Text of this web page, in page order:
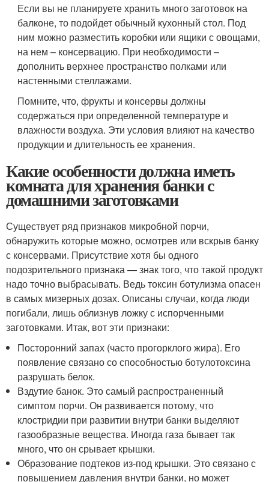
Если вы не планируете хранить много заготовок на
балконе, то подойдет обычный кухонный стол. Под
ним можно разместить коробки или ящики с овощами,
на нем – консервацию. При необходимости –
дополнить верхнее пространство полками или
настенными стеллажами.
Помните, что, фрукты и консервы должны
содержаться при определенной температуре и
влажности воздуха. Эти условия влияют на качество
продукции и длительность ее хранения.
Какие особенности должна иметь
комната для хранения банки с
домашними заготовками
Существует ряд признаков микробной порчи,
обнаружить которые можно, осмотрев или вскрыв банку
с консервами. Присутствие хотя бы одного
подозрительного признака — знак того, что такой продукт
надо точно выбрасывать. Ведь токсин ботулизма опасен
в самых мизерных дозах. Описаны случаи, когда люди
погибали, лишь облизнув ложку с испорченными
заготовками. Итак, вот эти признаки:
Посторонний запах (часто прогорклого жира). Его
появление связано со способностью ботулотоксина
разрушать белок.
Вздутие банок. Это самый распространенный
симптом порчи. Он развивается потому, что
клостридии при развитии внутри банки выделяют
газообразные вещества. Иногда газа бывает так
много, что он срывает крышки.
Образование подтеков из-под крышки. Это связано с
повышением давления внутри банки, но может